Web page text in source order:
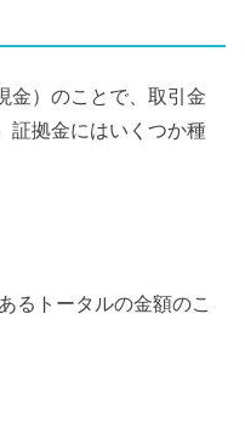
金）のことで、取引金
証拠金にはいくつか種
るトータルの金額のこ